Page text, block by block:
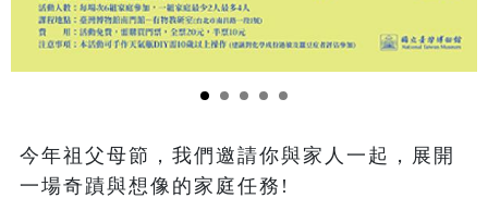
今年祖父母節，我們邀請你與家人一起，展開
一場奇蹟與想像的家庭任務!